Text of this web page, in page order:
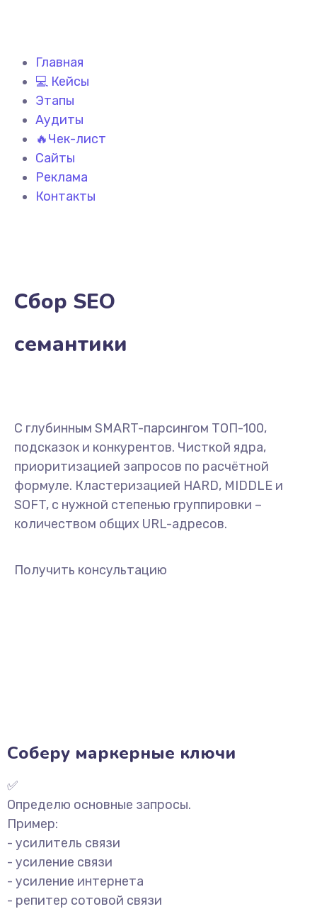
Главная
💻 Кейсы
Этапы
Аудиты
🔥Чек-лист
Сайты
Реклама
Контакты
Сбор SEO
семантики
С глубинным SMART-парсингом ТОП-100,
подсказок и конкурентов. Чисткой ядра,
приоритизацией запросов по расчётной
формуле. Кластеризацией HARD, MIDDLE и
SOFT, с нужной степенью группировки –
количеством общих URL-адресов.
Получить консультацию
Соберу маркерные ключи
✅
Определю основные запросы.
Пример:
- усилитель связи
- усиление связи
- усиление интернета
- репитер сотовой связи